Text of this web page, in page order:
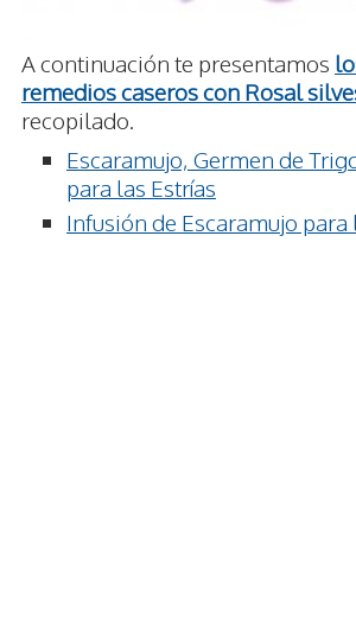
A continuación te presentamos
remedios caseros con Rosal
recopilado.
Escaramujo, Germen de
para las Estrías
Infusión de Escaramujo para